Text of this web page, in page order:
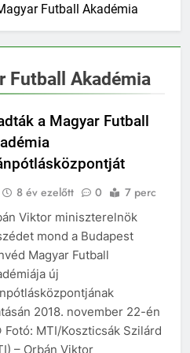
Futball Akadémia
Futball Akadémia
a Magyar Futball
8 év ezelőtt 0 7 perc
Viktor miniszterelnök
mond a Budapest
Magyar Futball
új
2018. november 22-én
Fotó: MTI/Koszticsák Szilárd
– Orbán Viktor